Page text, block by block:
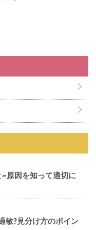
原因を知って適切に
敏?見分け方のポイン